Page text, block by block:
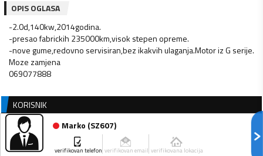
OPIS OGLASA
-2.0d,140kw,2014godina.
-presao fabrickih 235000km,visok stepen opreme.
-nove gume,redovno servisiran,bez ikakvih ulaganja.Motor iz G serije.
Moze zamjena
069077888
KORISNIK
Marko (SZ607)
verifikovan telefon verifikovan email verifikovana lokacija